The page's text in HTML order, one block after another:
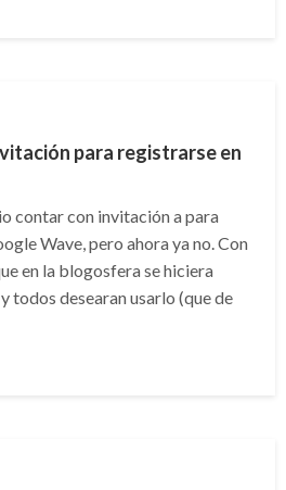
para registrarse en
contar con invitación a para
Wave, pero ahora ya no. Con
en la blogosfera se hiciera
todos desearan usarlo (que de